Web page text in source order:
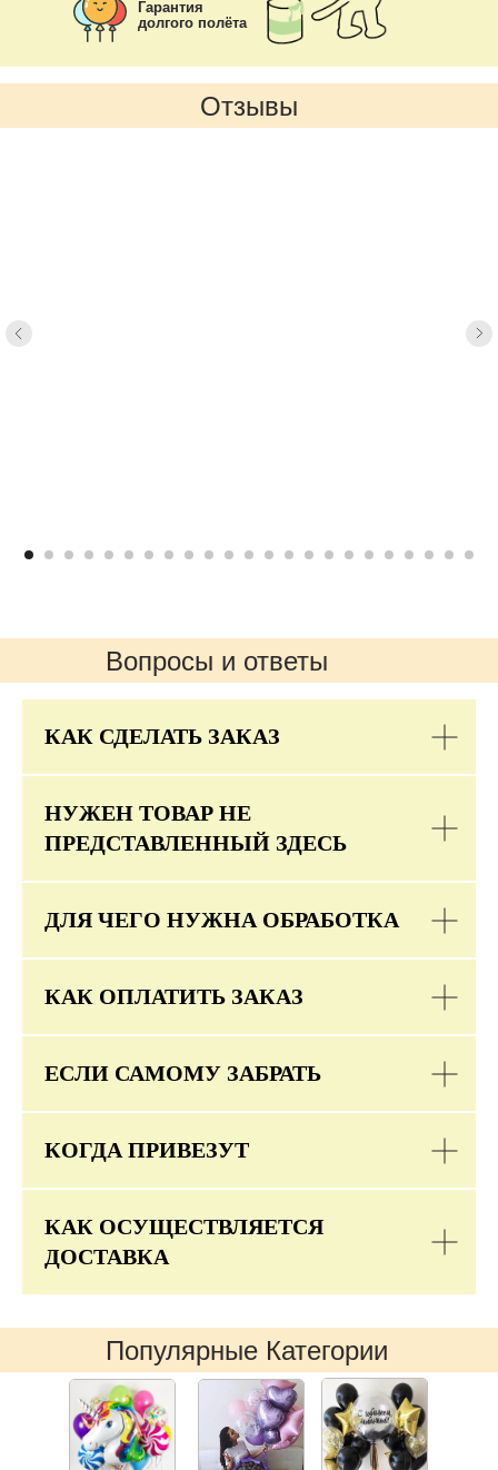
Гарантия
долгого полёта
Отзывы
Вопросы и ответы
КАК СДЕЛАТЬ ЗАКАЗ
НУЖЕН ТОВАР НЕ
ПРЕДСТАВЛЕННЫЙ ЗДЕСЬ
ДЛЯ ЧЕГО НУЖНА ОБРАБОТКА
КАК ОПЛАТИТЬ ЗАКАЗ
ЕСЛИ САМОМУ ЗАБРАТЬ
КОГДА ПРИВЕЗУТ
КАК ОСУЩЕСТВЛЯЕТСЯ
ДОСТАВКА
Популярные Категории